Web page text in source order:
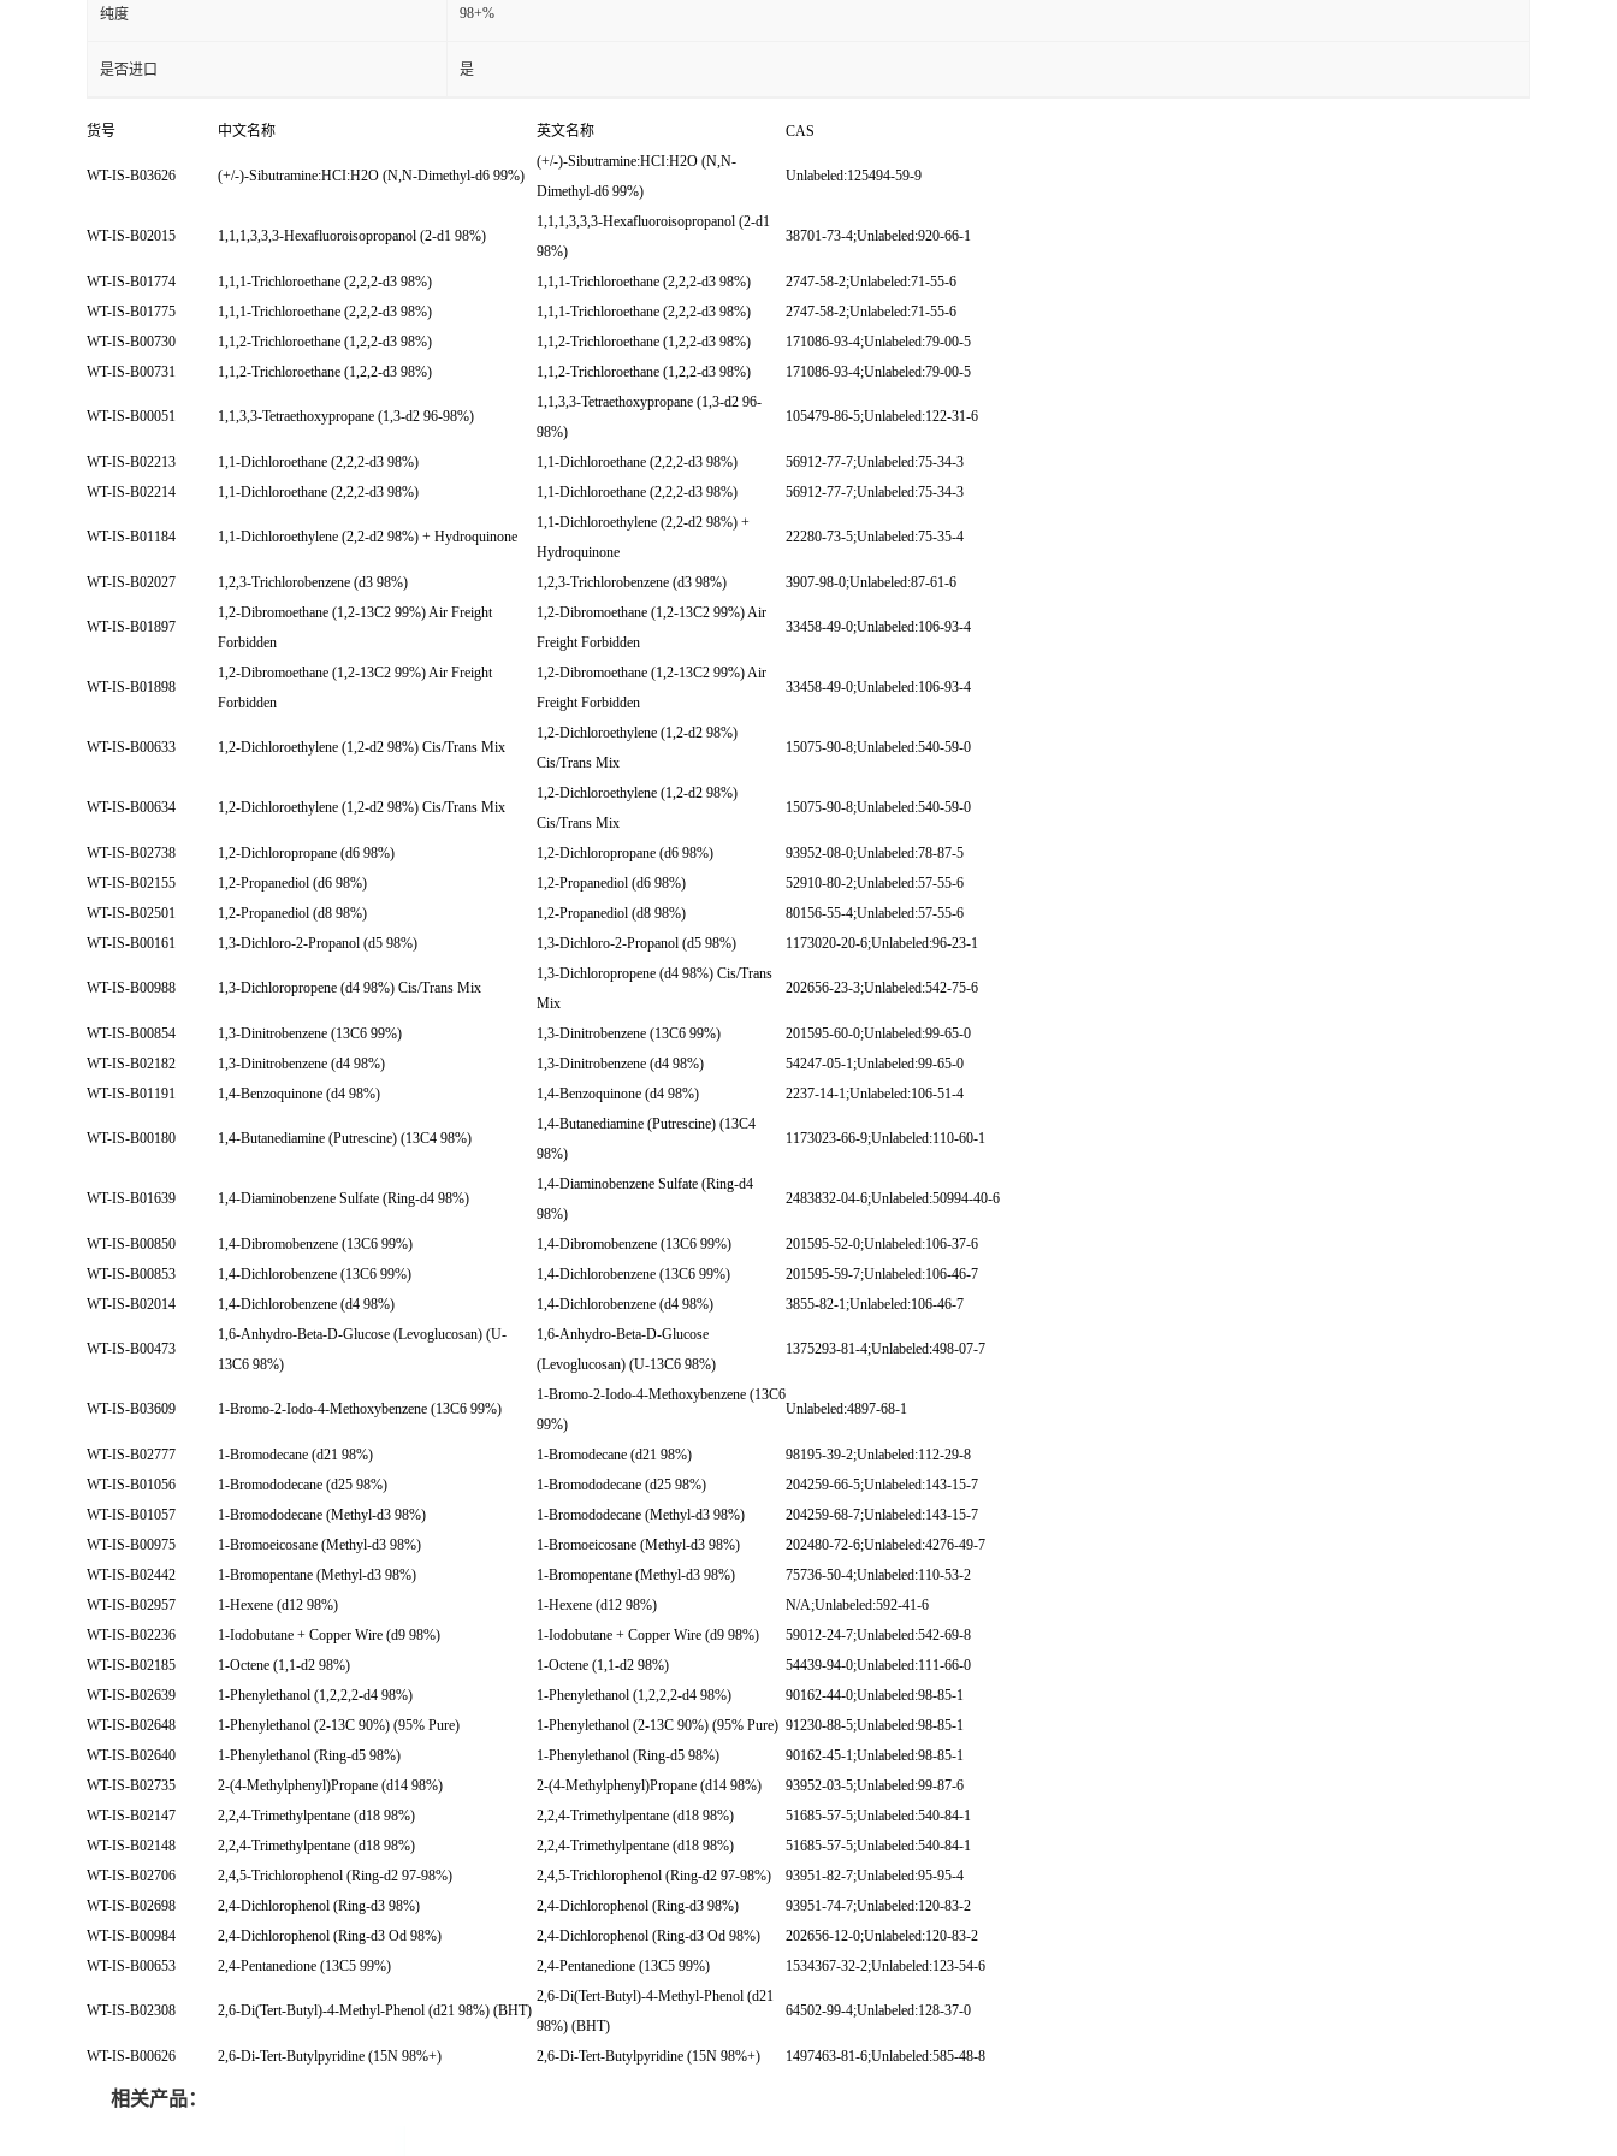
纯度 98+%
是否进口 是
货号 中文名称 英文名称 CAS
WT-IS-B03626 (+/-)-Sibutramine:HCI:H2O (N,N-Dimethyl-d6 99%)
(+/-)-Sibutramine:HCI:H2O (N,N-
Dimethyl-d6 99%)
Unlabeled:125494-59-9
WT-IS-B02015 1,1,1,3,3,3-Hexafluoroisopropanol (2-d1 98%)
1,1,1,3,3,3-Hexafluoroisopropanol (2-d1
98%)
38701-73-4;Unlabeled:920-66-1
WT-IS-B01774 1,1,1-Trichloroethane (2,2,2-d3 98%) 1,1,1-Trichloroethane (2,2,2-d3 98%)
2747-58-2;Unlabeled:71-55-6
WT-IS-B01775
1,1,1-Trichloroethane (2,2,2-d3 98%) 1,1,1-Trichloroethane (2,2,2-d3 98%)
2747-58-2;Unlabeled:71-55-6
WT-IS-B00730
1,1,2-Trichloroethane (1,2,2-d3 98%) 1,1,2-Trichloroethane (1,2,2-d3 98%)
171086-93-4;Unlabeled:79-00-5
WT-IS-B00731
1,1,2-Trichloroethane (1,2,2-d3 98%) 1,1,2-Trichloroethane (1,2,2-d3 98%) 171086-93-4;Unlabeled:79-00-5
WT-IS-B00051 1,1,3,3-Tetraethoxypropane (1,3-d2 96-98%)
1,1,3,3-Tetraethoxypropane (1,3-d2 96-
98%)
105479-86-5;Unlabeled:122-31-6
WT-IS-B02213 1,1-Dichloroethane (2,2,2-d3 98%) 1,1-Dichloroethane (2,2,2-d3 98%)
56912-77-7;Unlabeled:75-34-3
WT-IS-B02214
1,1-Dichloroethane (2,2,2-d3 98%) 1,1-Dichloroethane (2,2,2-d3 98%) 56912-77-7;Unlabeled:75-34-3
WT-IS-B01184 1,1-Dichloroethylene (2,2-d2 98%) + Hydroquinone
1,1-Dichloroethylene (2,2-d2 98%) +
Hydroquinone
22280-73-5;Unlabeled:75-35-4
WT-IS-B02027 1,2,3-Trichlorobenzene (d3 98%) 1,2,3-Trichlorobenzene (d3 98%) 3907-98-0;Unlabeled:87-61-6
WT-IS-B01897
1,2-Dibromoethane (1,2-13C2 99%) Air Freight
Forbidden
1,2-Dibromoethane (1,2-13C2 99%) Air
Freight Forbidden
33458-49-0;Unlabeled:106-93-4
WT-IS-B01898
1,2-Dibromoethane (1,2-13C2 99%) Air Freight
Forbidden
1,2-Dibromoethane (1,2-13C2 99%) Air
Freight Forbidden
33458-49-0;Unlabeled:106-93-4
WT-IS-B00633 1,2-Dichloroethylene (1,2-d2 98%) Cis/Trans Mix
1,2-Dichloroethylene (1,2-d2 98%)
Cis/Trans Mix
15075-90-8;Unlabeled:540-59-0
WT-IS-B00634 1,2-Dichloroethylene (1,2-d2 98%) Cis/Trans Mix
1,2-Dichloroethylene (1,2-d2 98%)
Cis/Trans Mix
15075-90-8;Unlabeled:540-59-0
WT-IS-B02738 1,2-Dichloropropane (d6 98%) 1,2-Dichloropropane (d6 98%)
93952-08-0;Unlabeled:78-87-5
WT-IS-B02155
1,2-Propanediol (d6 98%) 1,2-Propanediol (d6 98%)
52910-80-2;Unlabeled:57-55-6
WT-IS-B02501
1,2-Propanediol (d8 98%) 1,2-Propanediol (d8 98%)
80156-55-4;Unlabeled:57-55-6
WT-IS-B00161
1,3-Dichloro-2-Propanol (d5 98%) 1,3-Dichloro-2-Propanol (d5 98%) 1173020-20-6;Unlabeled:96-23-1
WT-IS-B00988 1,3-Dichloropropene (d4 98%) Cis/Trans Mix
1,3-Dichloropropene (d4 98%) Cis/Trans
Mix
202656-23-3;Unlabeled:542-75-6
WT-IS-B00854 1,3-Dinitrobenzene (13C6 99%) 1,3-Dinitrobenzene (13C6 99%)
201595-60-0;Unlabeled:99-65-0
WT-IS-B02182
1,3-Dinitrobenzene (d4 98%) 1,3-Dinitrobenzene (d4 98%)
54247-05-1;Unlabeled:99-65-0
WT-IS-B01191
1,4-Benzoquinone (d4 98%) 1,4-Benzoquinone (d4 98%) 2237-14-1;Unlabeled:106-51-4
WT-IS-B00180 1,4-Butanediamine (Putrescine) (13C4 98%)
1,4-Butanediamine (Putrescine) (13C4
98%)
1173023-66-9;Unlabeled:110-60-1
WT-IS-B01639 1,4-Diaminobenzene Sulfate (Ring-d4 98%)
1,4-Diaminobenzene Sulfate (Ring-d4
98%)
2483832-04-6;Unlabeled:50994-40-6
WT-IS-B00850 1,4-Dibromobenzene (13C6 99%) 1,4-Dibromobenzene (13C6 99%)
201595-52-0;Unlabeled:106-37-6
WT-IS-B00853
1,4-Dichlorobenzene (13C6 99%) 1,4-Dichlorobenzene (13C6 99%)
201595-59-7;Unlabeled:106-46-7
WT-IS-B02014
1,4-Dichlorobenzene (d4 98%) 1,4-Dichlorobenzene (d4 98%) 3855-82-1;Unlabeled:106-46-7
WT-IS-B00473
1,6-Anhydro-Beta-D-Glucose (Levoglucosan) (U-
13C6 98%)
1,6-Anhydro-Beta-D-Glucose
(Levoglucosan) (U-13C6 98%)
1375293-81-4;Unlabeled:498-07-7
WT-IS-B03609 1-Bromo-2-Iodo-4-Methoxybenzene (13C6 99%)
1-Bromo-2-Iodo-4-Methoxybenzene (13C6
99%)
Unlabeled:4897-68-1
WT-IS-B02777 1-Bromodecane (d21 98%) 1-Bromodecane (d21 98%)
98195-39-2;Unlabeled:112-29-8
WT-IS-B01056
1-Bromododecane (d25 98%) 1-Bromododecane (d25 98%)
204259-66-5;Unlabeled:143-15-7
WT-IS-B01057
1-Bromododecane (Methyl-d3 98%) 1-Bromododecane (Methyl-d3 98%)
204259-68-7;Unlabeled:143-15-7
WT-IS-B00975
1-Bromoeicosane (Methyl-d3 98%) 1-Bromoeicosane (Methyl-d3 98%)
202480-72-6;Unlabeled:4276-49-7
WT-IS-B02442
1-Bromopentane (Methyl-d3 98%) 1-Bromopentane (Methyl-d3 98%)
75736-50-4;Unlabeled:110-53-2
WT-IS-B02957
1-Hexene (d12 98%) 1-Hexene (d12 98%)
N/A;Unlabeled:592-41-6
WT-IS-B02236
1-Iodobutane + Copper Wire (d9 98%) 1-Iodobutane + Copper Wire (d9 98%)
59012-24-7;Unlabeled:542-69-8
WT-IS-B02185
1-Octene (1,1-d2 98%) 1-Octene (1,1-d2 98%)
54439-94-0;Unlabeled:111-66-0
WT-IS-B02639
1-Phenylethanol (1,2,2,2-d4 98%) 1-Phenylethanol (1,2,2,2-d4 98%)
90162-44-0;Unlabeled:98-85-1
WT-IS-B02648
1-Phenylethanol (2-13C 90%) (95% Pure) 1-Phenylethanol (2-13C 90%) (95% Pure) 91230-88-5;Unlabeled:98-85-1
WT-IS-B02640
1-Phenylethanol (Ring-d5 98%) 1-Phenylethanol (Ring-d5 98%)
90162-45-1;Unlabeled:98-85-1
WT-IS-B02735
2-(4-Methylphenyl)Propane (d14 98%) 2-(4-Methylphenyl)Propane (d14 98%)
93952-03-5;Unlabeled:99-87-6
WT-IS-B02147
2,2,4-Trimethylpentane (d18 98%) 2,2,4-Trimethylpentane (d18 98%)
51685-57-5;Unlabeled:540-84-1
WT-IS-B02148
2,2,4-Trimethylpentane (d18 98%) 2,2,4-Trimethylpentane (d18 98%)
51685-57-5;Unlabeled:540-84-1
WT-IS-B02706
2,4,5-Trichlorophenol (Ring-d2 97-98%) 2,4,5-Trichlorophenol (Ring-d2 97-98%)
93951-82-7;Unlabeled:95-95-4
WT-IS-B02698
2,4-Dichlorophenol (Ring-d3 98%) 2,4-Dichlorophenol (Ring-d3 98%)
93951-74-7;Unlabeled:120-83-2
WT-IS-B00984
2,4-Dichlorophenol (Ring-d3 Od 98%) 2,4-Dichlorophenol (Ring-d3 Od 98%)
202656-12-0;Unlabeled:120-83-2
WT-IS-B00653
2,4-Pentanedione (13C5 99%) 2,4-Pentanedione (13C5 99%) 1534367-32-2;Unlabeled:123-54-6
WT-IS-B02308 2,6-Di(Tert-Butyl)-4-Methyl-Phenol (d21 98%) (BHT)
2,6-Di(Tert-Butyl)-4-Methyl-Phenol (d21
98%) (BHT)
64502-99-4;Unlabeled:128-37-0
WT-IS-B00626 2,6-Di-Tert-Butylpyridine (15N 98%+) 2,6-Di-Tert-Butylpyridine (15N 98%+) 1497463-81-6;Unlabeled:585-48-8
相关产品：